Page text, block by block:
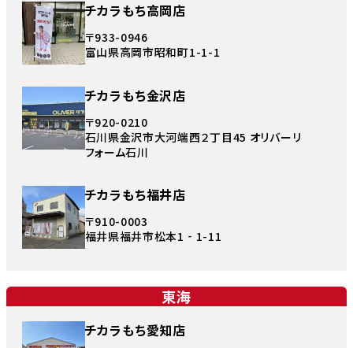
チカラもち高岡店
〒933-0946
富山県高岡市昭和町1-1-1
チカラもち金沢店
〒920-0210
石川県金沢市大河端西２丁目45 オリバーリ
フォーム石川
チカラもち福井店
〒910-0003
福井県福井市松本1‐1-11
東海
チカラもち愛知店